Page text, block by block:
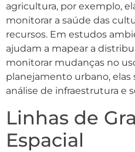
agricultura, por exemplo,
monitorar a saúde das
recursos. Em estudos
ajudam a mapear a
monitorar mudanças no
planejamento urbano, elas
análise de infraestrutura e
Linhas de
Espacial